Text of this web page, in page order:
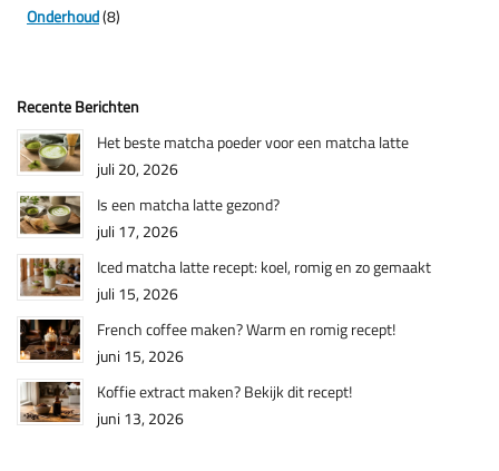
Onderhoud(8)
Recente Berichten
Het beste matcha poeder voor een matcha latte
juli 20, 2026
Is een matcha latte gezond?
juli 17, 2026
Iced matcha latte recept: koel, romig en zo gemaakt
juli 15, 2026
French coffee maken? Warm en romig recept!
juni 15, 2026
Koffie extract maken? Bekijk dit recept!
juni 13, 2026